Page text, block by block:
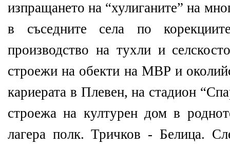
изпращането на “хулиганите” на
в съседните села по
производство на тухли и
строежи на обекти на МВР и
кариерата в Плевен, на стадион
строежа на културен дом в
лагера полк. Тричков - Белица.